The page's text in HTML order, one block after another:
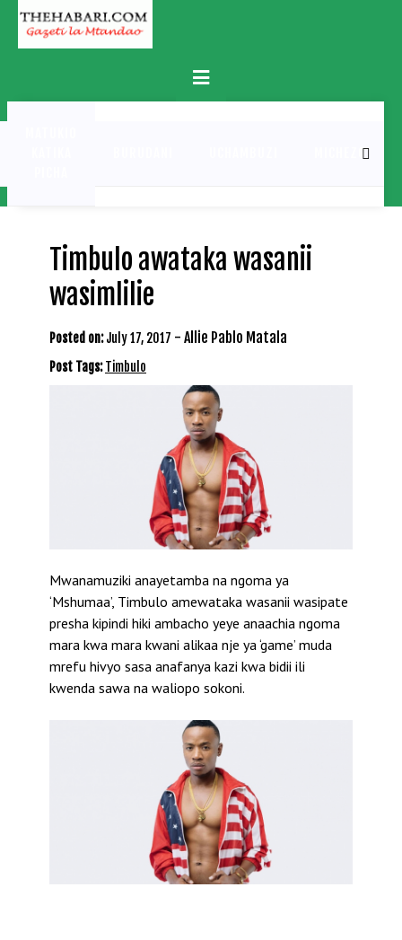
Skip
content
Primary
Menu
MICHEZO
Timbulo awataka wasanii
wasimlilie
Posted on: July 17, 2017 - Allie Pablo Matala
Post Tags:Timbulo
Mwanamuziki anayetamba na ngoma ya
‘Mshumaa’, Timbulo amewataka wasanii wasipate
presha kipindi hiki ambacho yeye anaachia ngoma
mara kwa mara kwani alikaa nje ya ‘game’ muda
mrefu hivyo sasa anafanya kazi kwa bidii ili
kwenda sawa na waliopo sokoni.